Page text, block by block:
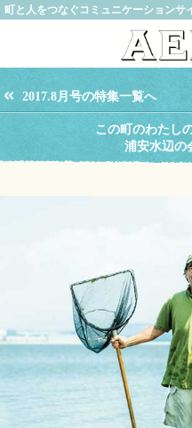
町と人をつなぐコミュニケーションサ
2017.8月号の特集一覧へ
この町のわたし
浦安水辺